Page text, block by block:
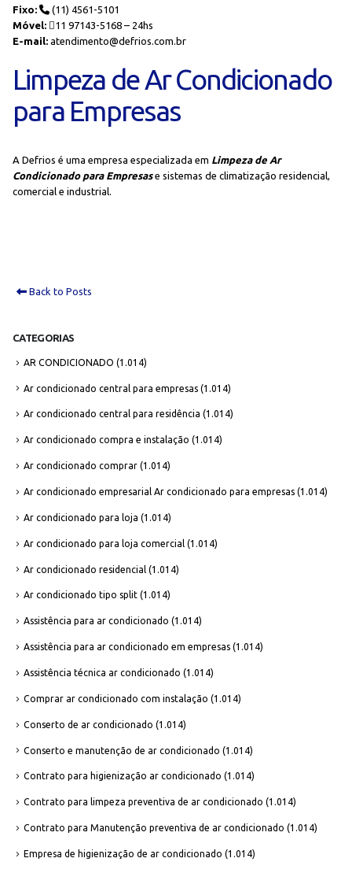
Fixo:
(11) 4561-5101
Móvel:
11 97143-5168 – 24hs
E-mail: atendimento@defrios.com.br
Limpeza de Ar Condicionado
para Empresas
A Defrios é uma empresa especializada em Limpeza de Ar
Condicionado para Empresase sistemas de climatização residencial,
comercial e industrial.
Back to Posts
CATEGORIAS
AR CONDICIONADO (1.014)
Ar condicionado central para empresas (1.014)
Ar condicionado central para residência (1.014)
Ar condicionado compra e instalação (1.014)
Ar condicionado comprar (1.014)
Ar condicionado empresarial Ar condicionado para empresas (1.014)
Ar condicionado para loja (1.014)
Ar condicionado para loja comercial (1.014)
Ar condicionado residencial (1.014)
Ar condicionado tipo split (1.014)
Assistência para ar condicionado (1.014)
Assistência para ar condicionado em empresas (1.014)
Assistência técnica ar condicionado (1.014)
Comprar ar condicionado com instalação (1.014)
Conserto de ar condicionado (1.014)
Conserto e manutenção de ar condicionado (1.014)
Contrato para higienização ar condicionado (1.014)
Contrato para limpeza preventiva de ar condicionado (1.014)
Contrato para Manutenção preventiva de ar condicionado (1.014)
Empresa de higienização de ar condicionado (1.014)